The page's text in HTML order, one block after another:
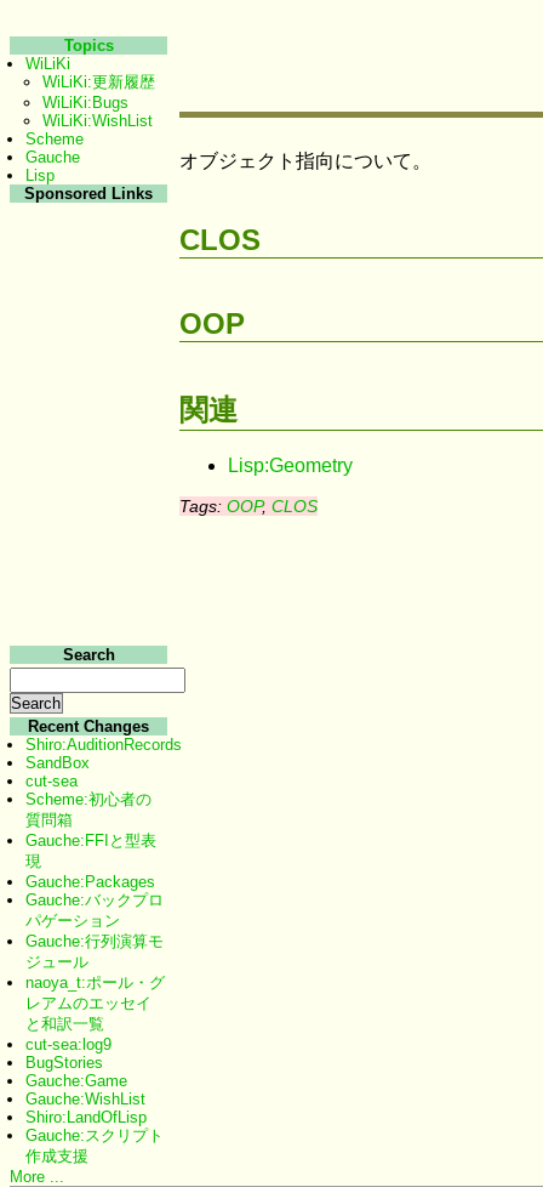
オブジェクト指向について。
CLOS
OOP
関連
Lisp:Geometry
Tags: OOP, CLOS
Topics
WiLiKi
WiLiKi:更新履歴
WiLiKi:Bugs
WiLiKi:WishList
Scheme
Gauche
Lisp
Sponsored Links
Search
Recent Changes
Shiro:AuditionRecords
SandBox
cut-sea
Scheme:初心者の
質問箱
Gauche:FFIと型表
現
Gauche:Packages
Gauche:バックプロ
パゲーション
Gauche:行列演算モ
ジュール
naoya_t:ポール・グ
レアムのエッセイ
と和訳一覧
cut-sea:log9
BugStories
Gauche:Game
Gauche:WishList
Shiro:LandOfLisp
Gauche:スクリプト
作成支援
More ...